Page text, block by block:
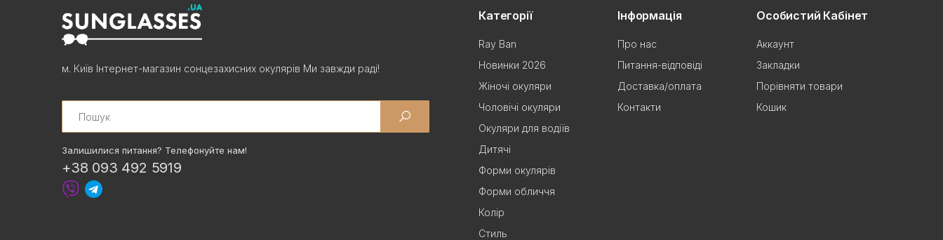
м. Київ Інтернет-магазин сонцезахисних окулярів Ми завжди раді!
Search
Залишилися питання? Телефонуйте нам!
+38 093 492 5919
Категорії
Ray Ban
Новинки 2026
Жіночі окуляри
Чоловічі окуляри
Окуляри для водіїв
Дитячі
Форми окулярів
Форми обличчя
Колір
Стиль
Інформація
Про нас
Питання-відповіді
Доставка/оплата
Контакти
Особистий Кабінет
Аккаунт
Закладки
Порівняти товари
Кошик